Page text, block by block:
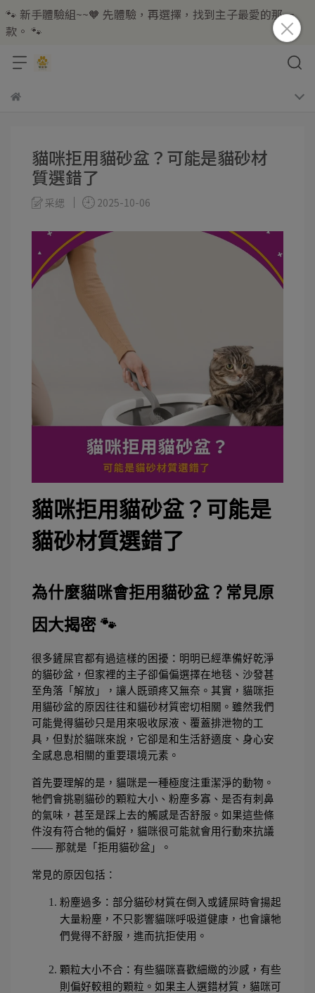
🐾 新手體驗組~~🧡 先體驗，再選擇，找到主子最愛的那一
款。 🐾
貓咪拒用貓砂盆？可能是貓砂材
質選錯了
采缌 2025-10-06
貓咪拒用貓砂盆？可能是
貓砂材質選錯了
為什麼貓咪會拒用貓砂盆？常見原
因大揭密 🐾
很多鏟屎官都有過這樣的困擾：明明已經準備好乾淨
的貓砂盆，但家裡的主子卻偏偏選擇在地毯、沙發甚
至角落「解放」，讓人既頭疼又無奈。其實，貓咪拒
用貓砂盆的原因往往和貓砂材質密切相關。雖然我們
可能覺得貓砂只是用來吸收尿液、覆蓋排泄物的工
具，但對於貓咪來說，它卻是和生活舒適度、身心安
全感息息相關的重要環境元素。
首先要理解的是，貓咪是一種極度注重潔淨的動物。
牠們會挑剔貓砂的顆粒大小、粉塵多寡、是否有刺鼻
的氣味，甚至是踩上去的觸感是否舒服。如果這些條
件沒有符合牠的偏好，貓咪很可能就會用行動來抗議
—— 那就是「拒用貓砂盆」。
常見的原因包括：
粉塵過多：部分貓砂材質在倒入或鏟屎時會揚起
大量粉塵，不只影響貓咪呼吸道健康，也會讓牠
們覺得不舒服，進而抗拒使用。
顆粒大小不合：有些貓咪喜歡細緻的沙感，有些
則偏好較粗的顆粒。如果主人選錯材質，貓咪可